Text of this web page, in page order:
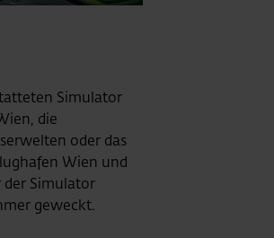
Simulator
die
oder das
Wien und
der Simulator
geweckt.